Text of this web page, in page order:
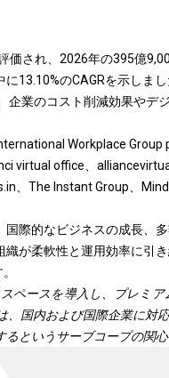
価され、2026年の395億
13.10%のCAGRを示しま
企業のコスト削減効果やデ
Workplace Group
virtual office、
、The Instant Group、
際的なビジネスの成長、
が柔軟性と運用効率に引き
ペースを導入し、プレミア
、国内および国際企業に対
というサーブコープの関心